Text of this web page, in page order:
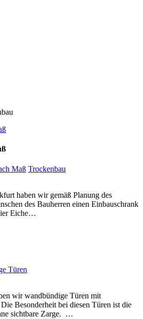
Maß Trockenbau
haben wir gemäß Planung des
des Bauherren einen Einbauschrank
Eiche…
Türen
wir wandbündige Türen mit
Besonderheit bei diesen Türen ist die
sichtbare Zarge. …